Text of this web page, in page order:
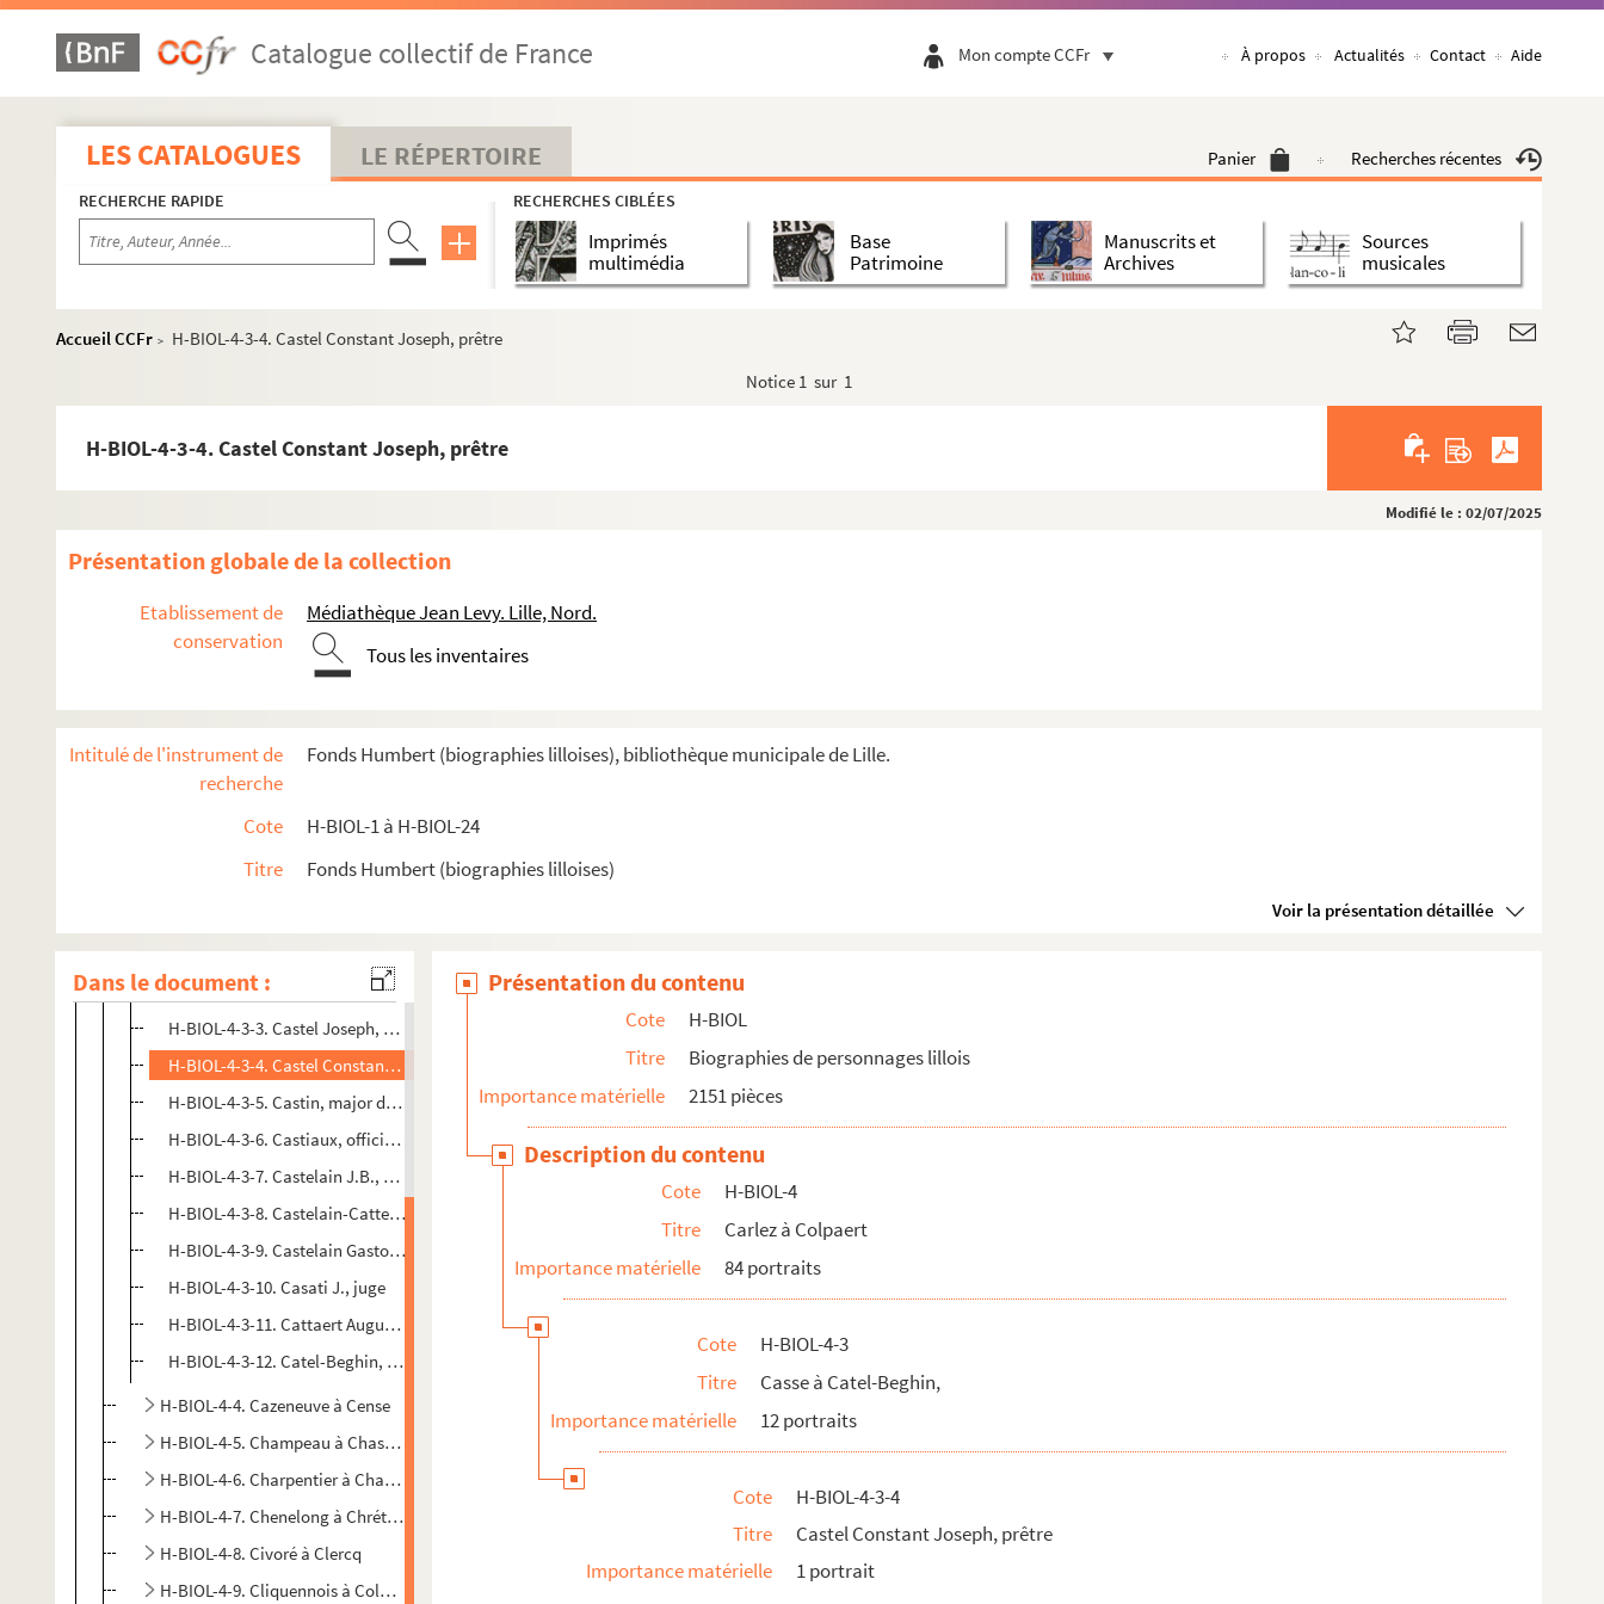
Catalogue collectif de France Mon compte CCFr À propos Actualités Contact Aide
LES CATALOGUES LE RÉPERTOIRE Panier Recherches récentes
RECHERCHE RAPIDE RECHERCHES CIBLÉES
Imprimés
multimédia
Base
Patrimoine
Manuscrits et
Archives
Sources
musicales
Accueil CCFr >
H-BIOL-4-3-4. Castel Constant Joseph, prêtre
Notice 1 sur 1
H-BIOL-4-3-4. Castel Constant Joseph, prêtre
Modifié le : 02/07/2025
Présentation globale de la collection
Etablissement de
conservation
Médiathèque Jean Levy. Lille, Nord.
Tous les inventaires
Intitulé de l'instrument de
recherche
Fonds Humbert (biographies lilloises), bibliothèque municipale de Lille.
Cote
H-BIOL-1 à H-BIOL-24
Titre
Fonds Humbert (biographies lilloises)
Voir la présentation détaillée
Dans le document :
H-BIOL. Biographies de personnages lillois
H-BIOL-1. Acheray à Benvignat
H-BIOL-2. Bere à Bouchée
H-BIOL-3. Boucq à Cardon
H-BIOL-4. Carlez à Colpaert
H-BIOL-4-1. Carlez à Carron
H-BIOL-4-2. Carette à Caulier
H-BIOL-4-3-1. Casse Jean, industriel
H-BIOL-4-3-2. Casse Adolphe, industriel
H-BIOL-4-3-3. Castel Joseph, dit l'Homme Bleu
H-BIOL-4-3-4. Castel Constant Joseph, prêtre
H-BIOL-4-3-5. Castin, major de la garde nationale
H-BIOL-4-3-6. Castiaux, officier municipal
H-BIOL-4-3-7. Castelain J.B., conseiller municipal
H-BIOL-4-3-8. Castelain-Catteri, vannier
H-BIOL-4-3-9. Castelain Gaston, musicien
H-BIOL-4-3-10. Casati J., juge
H-BIOL-4-3-11. Cattaert Auguste Joseph Antoine, artiste peintre
H-BIOL-4-3-12. Catel-Beghin, famille
H-BIOL-4-4. Cazeneuve à Cense
H-BIOL-4-5. Champeau à Chastanet
H-BIOL-4-6. Charpentier à Charles
H-BIOL-4-7. Chenelong à Chrétien
H-BIOL-4-8. Civoré à Clercq
H-BIOL-4-9. Cliquennois à Colpaert
Présentation du contenu
Cote
H-BIOL
Titre
Biographies de personnages lillois
Importance matérielle
2151 pièces
Description du contenu
Cote
H-BIOL-4
Titre
Carlez à Colpaert
Importance matérielle
84 portraits
Cote
H-BIOL-4-3
Titre
Casse à Catel-Beghin,
Importance matérielle
12 portraits
Cote
H-BIOL-4-3-4
Titre
Castel Constant Joseph, prêtre
Importance matérielle
1 portrait